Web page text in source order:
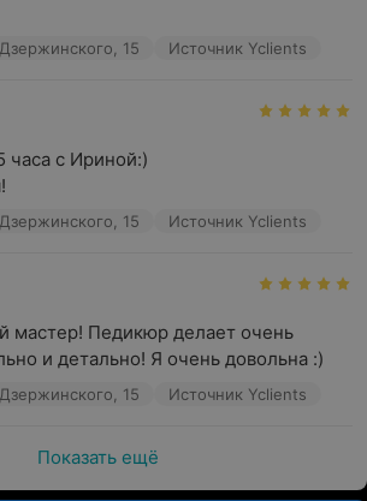
15 Источник Yclients
часа с Ириной:)
15 Источник Yclients
мастер! Педикюр делает очень
и детально! Я очень довольна :)
15 Источник Yclients
Показать ещё